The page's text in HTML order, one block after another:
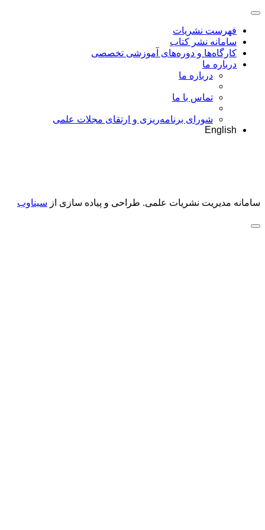
فهرست نشریات
سامانه نشر کتاب
کارگاه‌ها و دوره‌های آموزشی تخصصی
درباره ما
درباره ما
تماس با ما
شورای برنامه‌ریزی و ارتقای مجلات علمی
English
سامانه مدیریت نشریات علمی. طراحی و پیاده سازی از سیناوب